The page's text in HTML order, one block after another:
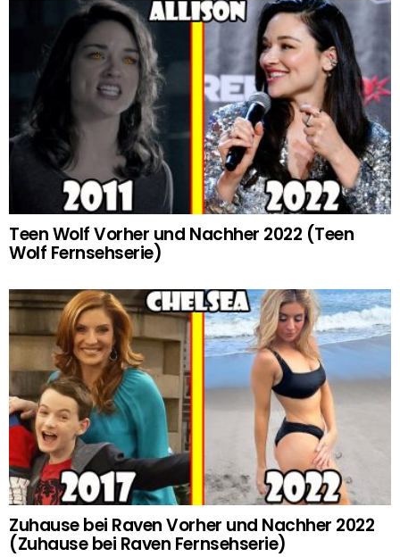
Teen Wolf Vorher und Nachher 2022 (Teen
Wolf Fernsehserie)
Zuhause bei Raven Vorher und Nachher 2022
(Zuhause bei Raven Fernsehserie)